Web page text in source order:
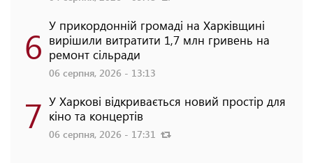
6 У прикордонній громаді на Харківщині
вирішили витратити 1,7 млн гривень на
ремонт сільради
06 серпня, 2026 - 13:13
7 У Харкові відкривається новий простір для
кіно та концертів
06 серпня, 2026 - 17:31